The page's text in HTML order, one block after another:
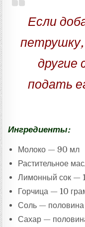
Если
другие
подать
Ингредиенты:
Молоко — 90 мл
Растительное
Лимонный сок —
Горчица — 10
Соль — половина
Сахар —